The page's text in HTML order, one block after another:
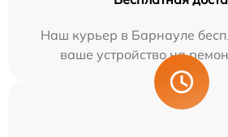
Наш курьер в Барнауле
ваше устройство на